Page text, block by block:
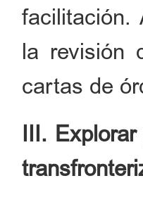
facilitación.
la revisión
cartas de
III.